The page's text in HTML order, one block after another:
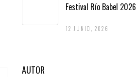
Festival Río Babel 2026
12 JUNIO, 2026
AUTOR